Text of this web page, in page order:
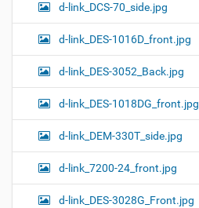
d-link_DCS-70_side.jpg
d-link_DES-1016D_front.jpg
d-link_DES-3052_Back.jpg
d-link_DES-1018DG_front.jpg
d-link_DEM-330T_side.jpg
d-link_7200-24_front.jpg
d-link_DES-3028G_Front.jpg